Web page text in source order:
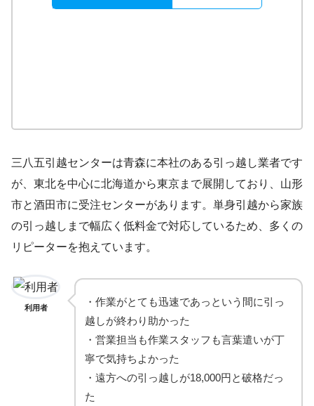
三八五引越センターは青森に本社のある引っ越し業者です
が、東北を中心に北海道から東京まで展開しており、山形
市と酒田市に受注センターがあります。単身引越から家族
の引っ越しまで幅広く低料金で対応しているため、多くの
リピーターを抱えています。
利用者
・作業がとても迅速であっという間に引っ
越しが終わり助かった
・営業担当も作業スタッフも言葉遣いが丁
寧で気持ちよかった
・遠方への引っ越しが18,000円と破格だっ
た